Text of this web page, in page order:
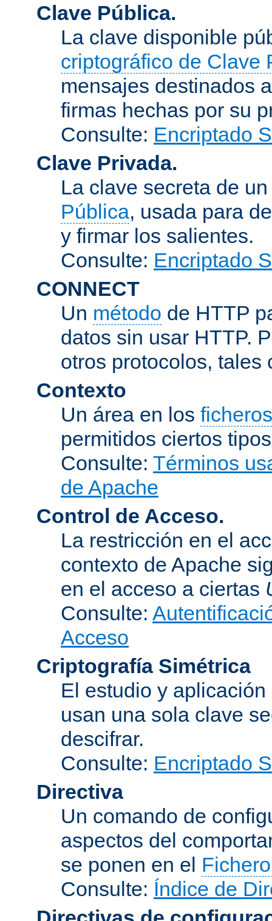
Clave Pública.
La clave disponible
criptográfico de Clave
mensajes destinados
firmas hechas por su
Consulte: Encriptado
Clave Privada.
La clave secreta de
Pública, usada para
y firmar los salientes.
Consulte: Encriptado
CONNECT
Un método de HTTP
datos sin usar HTTP.
otros protocolos, tales
Contexto
Un área en los
permitidos ciertos
Consulte: Términos
de Apache
Control de Acceso.
La restricción en el
contexto de Apache
en el acceso a ciertas
Consulte:
Acceso
Criptografía Simétrica
El estudio y
usan una sola clave
descifrar.
Consulte: Encriptado
Directiva
Un comando de
aspectos del
se ponen en el
Consulte: Índice de